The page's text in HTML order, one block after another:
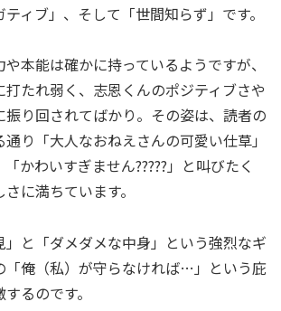
ィブ」、そして「世間知らず」です。
本能は確かに持っているようですが、
打たれ弱く、志恩くんのポジティブさや
り回されてばかり。その姿は、読者の
り「大人なおねえさんの可愛い仕草」
かわいすぎません?????」と叫びたく
に満ちています。
」と「ダメダメな中身」という強烈なギ
「俺（私）が守らなければ…」という庇
るのです。